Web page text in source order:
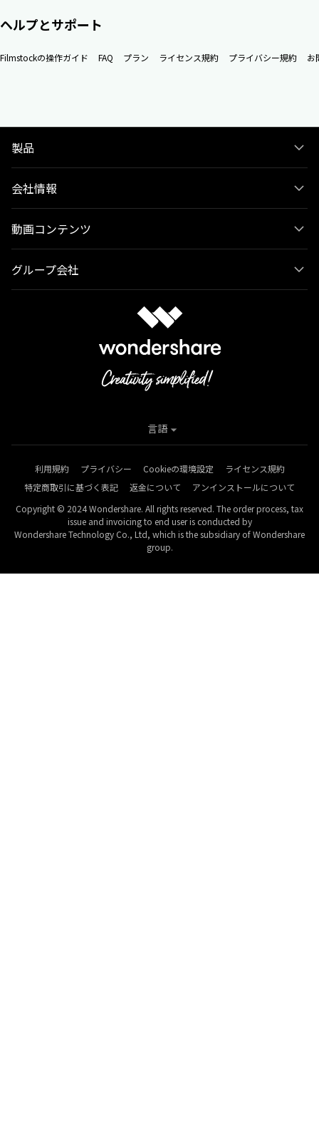
ヘルプとサポート
Filmstockの操作ガイド FAQ プラン ライセンス規約 プライバシー規約 お
製品
会社情報
動画コンテンツ
グループ会社
利用規約 プライバシー Cookieの環境設定
ライセンス規約
特定商取引に基づく表記
返金について
アンインストールについて
Copyright © 2024 Wondershare. All rights reserved. The order process, tax
issue and invoicing to end user is conducted by
Wondershare Technology Co., Ltd, which is the subsidiary of Wondershare
group.
言語